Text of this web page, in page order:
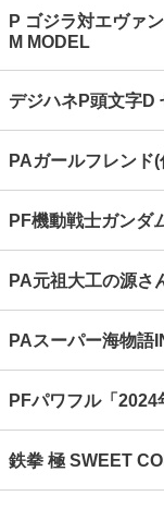
P ゴジラ対エヴァ
M MODEL
デジハネP頭文字D
PAガールフレンド
PF機動戦士ガンダ
PA元祖大工の源さ
PAスーパー海物語
PFパワフル「2024
鉄拳 極 SWEET